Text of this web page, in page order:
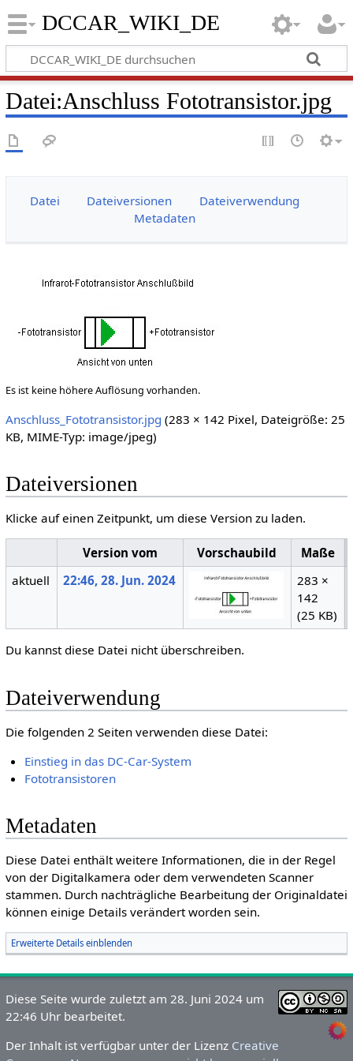
DCCAR_WIKI_DE
Datei:Anschluss Fototransistor.jpg
Datei Dateiversionen
Dateiverwendung
Metadaten
Es ist keine höhere Auflösung vorhanden.
Anschluss_Fototransistor.jpg (283 × 142 Pixel, Dateigröße: 25
KB, MIME-Typ: image/jpeg)
Dateiversionen
Klicke auf einen Zeitpunkt, um diese Version zu laden.
Version vom Vorschaubild
Maße
aktuell
22:46, 28. Jun. 2024
283 ×
142
(25 KB)
Du kannst diese Datei nicht überschreiben.
Dateiverwendung
Die folgenden 2 Seiten verwenden diese Datei:
Einstieg in das DC-Car-System
Fototransistoren
Metadaten
Diese Datei enthält weitere Informationen, die in der Regel
von der Digitalkamera oder dem verwendeten Scanner
stammen. Durch nachträgliche Bearbeitung der Originaldatei
können einige Details verändert worden sein.
Erweiterte Details einblenden
Diese Seite wurde zuletzt am 28. Juni 2024 um
22:46 Uhr bearbeitet.
Der Inhalt ist verfügbar unter der Lizenz Creative